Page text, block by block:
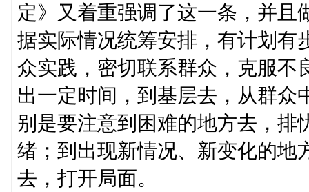
定》又着重强调了这一条，并且
据实际情况统筹安排，有计划有
众实践，密切联系群众，克服不
出一定时间，到基层去，从群众
别是要注意到困难的地方去，排
绪；到出现新情况、新变化的地
去，打开局面。